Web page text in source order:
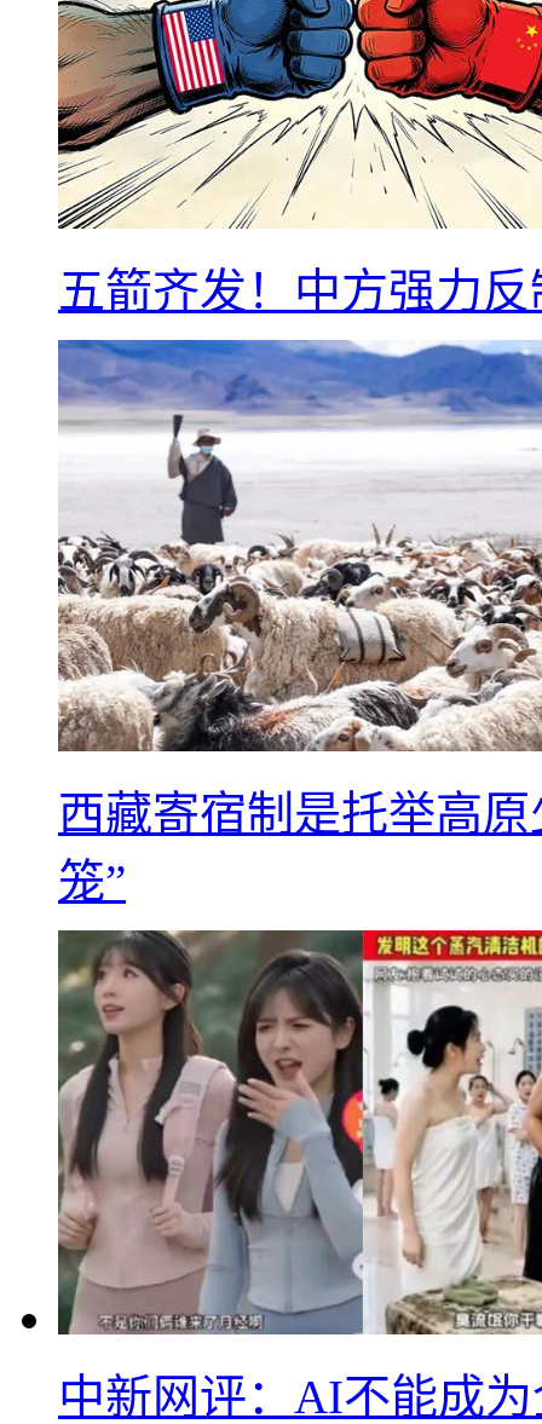
五箭齐发！中方强力
西藏寄宿制是托举高
笼”
中新网评：AI不能成